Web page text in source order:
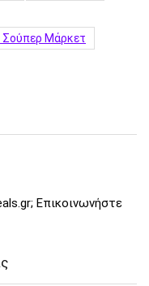
Σούπερ Μάρκετ
Επικοινωνήστε